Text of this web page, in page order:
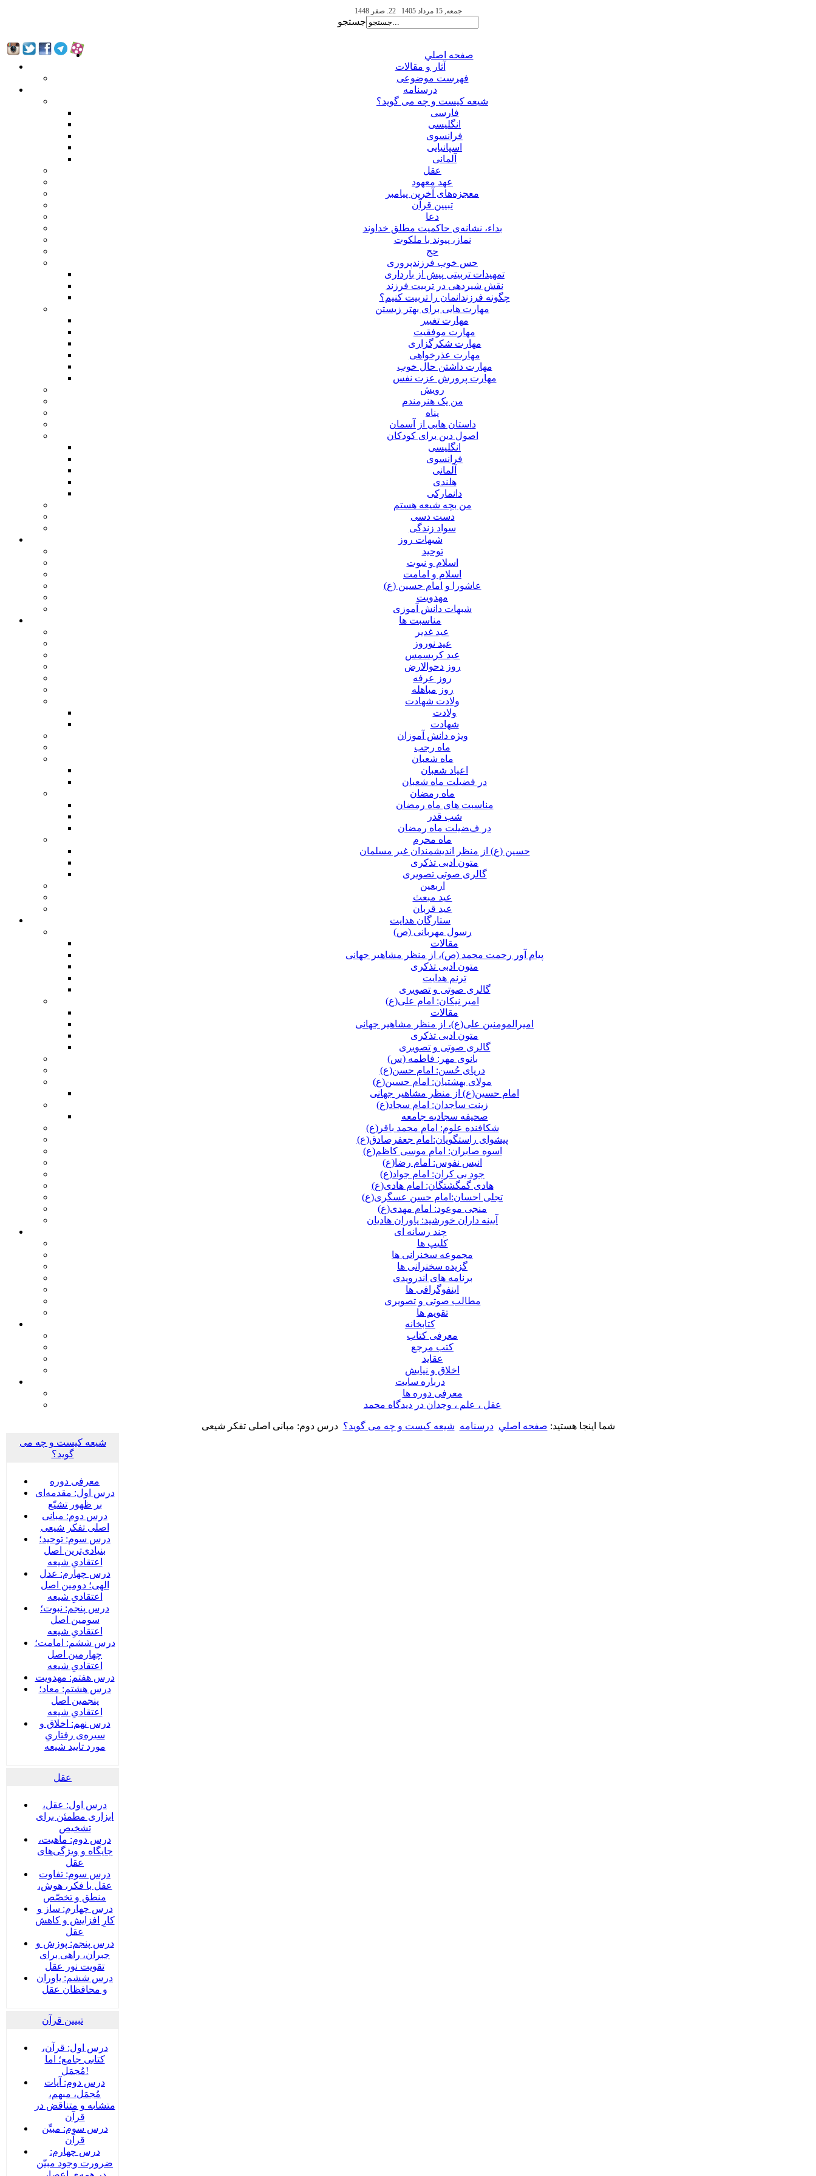
جمعه, 15 مرداد 1405 22. صفر 1448
جستجو
صفحه اصلي
آثار و مقالات
فهرست موضوعی
درسنامه
شیعه کیست و چه می گوید؟
فارسی
انگلیسی
فرانسوی
اسپانیایی
آلمانی
عقل
عهد معهود
معجزه‌های آخرین پیامبر
تبيين قرآن
دعا
بداء، نشانه‌ی حاکمیت مطلق خداوند
نماز، پیوند با ملکوت
حج
حس خوب فرزندپروری
تمهیدات تربیتی پیش از بارداری
نقش شیردهی در تربیت فرزند
چگونه فرزندانمان را تربیت کنیم؟
مهارت هایی برای بهتر زیستن
مهارت تغییر
مهارت موفقیت
مهارت شکرگزاری
مهارت عذرخواهی
مهارت داشتن حال خوب
مهارت پرورش عزت نفس
رویش
من یک هنرمندم
پناه
داستان هایی از آسمان
اصول دین برای کودکان
انگلیسی
فرانسوی
آلمانی
هلندی
دانمارکی
من بچه شیعه هستم
دست دسی
سواد زندگی
شبهات روز
توحید
اسلام و نبوت
اسلام و امامت
عاشورا و امام حسین (ع)
مهدویت
شبهات دانش آموزی
مناسبت ها
عید غدير
عید نوروز
عید کریسمس
روز دحوالارض
روز عرفه
روز مباهله
ولادت شهادت
ولادت
شهادت
ویژه دانش آموزان
ماه رجب
ماه شعبان
اعیاد شعبان
در فضیلت ماه شعبان
ماه رمضان
مناسبت های ماه رمضان
شب قدر
در فضیلت ماه رمضان
ماه محرم
حسین (ع) از منظر اندیشمندان غیر مسلمان
متون ادبی تذکری
گالری صوتی تصویری
اربعین
عید مبعث
عید قربان
ستارگان هدایت
رسول مهربانی (ص)
مقالات
پیام آور رحمت محمد (ص)، از منظر مشاهیر جهانی
متون ادبی تذکری
ترنم هدایت
گالری صوتی و تصویری
امیر نیکان: امام علی(ع)
مقالات
امیرالمومنین علی(ع)، از منظر مشاهیر جهانی
متون ادبی تذکری
گالری صوتی و تصویری
بانوی مهر: فاطمه (س)
دریای حُسن: امام حسن(ع)
مولای بهشتیان: امام حسین(ع)
امام حسین(ع) از منظر مشاهیر جهانی
زینت ساجدان: امام سجاد(ع)
صحیفه سجادیه جامعه
شکافنده علوم: امام محمد باقر(ع)
پیشوای راستگویان:امام جعفرصادق(ع)
اسوه صابران: امام موسی کاظم(ع)
انیس نفوس: امام رضا(ع)
جود بی کران: امام جواد(ع)
هادی گمگشتگان: امام هادی(ع)
تجلی احسان:امام حسن عسگری(ع)
منجی موعود: امام مهدی(ع)
آیینه داران خورشید: یاوران هادیان
چند رسانه ای
کلیپ ها
مجموعه سخنرانی ها
گزیده سخنرانی ها
برنامه های اندرویدی
اینفوگرافی ها
مطالب صوتی و تصویری
تقویم ها
كتابخانه
معرفی کتاب
کتب مرجع
عقاید
اخلاق و نیایش
درباره سايت
معرفی دوره ها
عقل ، علم ، وجدان در ديدگاه محمد
شما اینجا هستید: صفحه اصلي درسنامه شیعه کیست و چه می گوید؟ درس دوم: مبانی اصلی تفکر شیعی
شیعه کیست و چه می
گوید؟
معرفی دوره
درس اول: مقدمه‌ای
بر ظهور تشیّع
درس دوم: مبانی
اصلی تفکر شیعی
درس سوم: توحید؛
بنیادی‌‌ترین اصل
اعتقادیِ شیعه
درس چهارم: عدل
الهی؛ دومین اصل
اعتقادیِ شیعه
درس پنجم: نبوت؛
سومین اصل
اعتقادیِ شیعه
درس ششم: امامت؛
چهارمین اصل
اعتقادیِ شیعه
درس هفتم: مهدویت
درس هشتم: معاد؛
پنجمین اصل
اعتقادیِ شیعه
درس نهم: اخلاق و
سیره‌ی رفتاریِ
مورد تایید شیعه
عقل
درس اول: عقل،
ابزاری مطمئن برای
تشخیص
درس دوم: ماهیت،
جایگاه و ویژگی‌های
عقل
درس سوم: تفاوت
عقل با فکر، هوش،
منطق و تخصّص
درس چهارم: ساز و
کارِ افزایش و کاهش
عقل
درس پنجم: پوزش و
جبران، راهی برای
تقویت نور عقل
درس ششم: یاوران
و محافظان عقل
تبیین قرآن
درس اول: قرآن،
کتابی جامع؛ اما
مُجمَل!
درس دوم: آیات
مُجمَل، مبهم،
متشابه و متناقض در
قرآن
درس سوم: مبیِّن
قرآن
درس چهارم:
ضرورت وجود مبیّن